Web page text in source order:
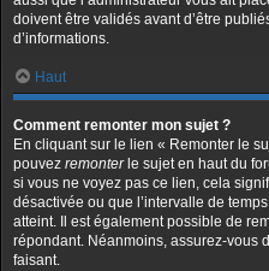
doivent être validés avant d’être
d’informations.
Haut
Comment remonter mon sujet ?
En cliquant sur le lien « Remonter le
pouvez remonterle sujet en haut du
si vous ne voyez pas ce lien, cela
désactivée ou que l’intervalle de
atteint. Il est également possible de
répondant. Néanmoins, assurez-vous
faisant.